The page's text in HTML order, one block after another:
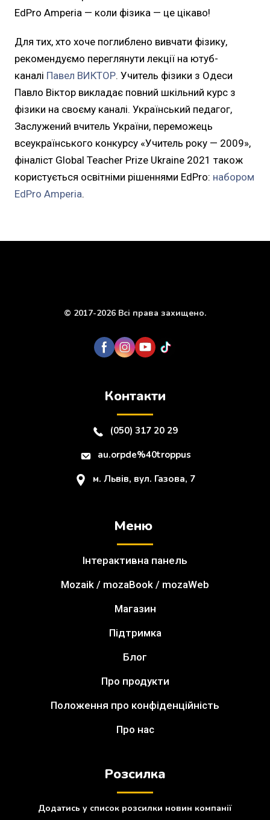
EdPro Amperia — коли фізика — це цікаво!
Для тих, хто хоче поглиблено вивчати фізику,
рекомендуємо переглянути лекції на ютуб-
каналі Павел ВИКТОР. Учитель фізики з Одеси
Павло Віктор викладає повний шкільний курс з
фізики на своєму каналі. Український педагог,
Заслужений вчитель України, переможець
всеукраїнського конкурсу «Учитель року — 2009»,
фіналіст Global Teacher Prize Ukraine 2021 також
користується освітніми рішеннями EdPro: набором
EdPro Amperia.
© 2017-2026 Всі права захищено.
Контакти
(050) 317 20 29
au.orpde%40troppus
м. Львів, вул. Газова, 7
Меню
Інтерактивна панель
Mozaik / mozaBook / mozaWeb
Магазин
Підтримка
Блог
Про продукти
Положення про конфіденційність
Про нас
Розсилка
Додатись у список розсилки новин компанії